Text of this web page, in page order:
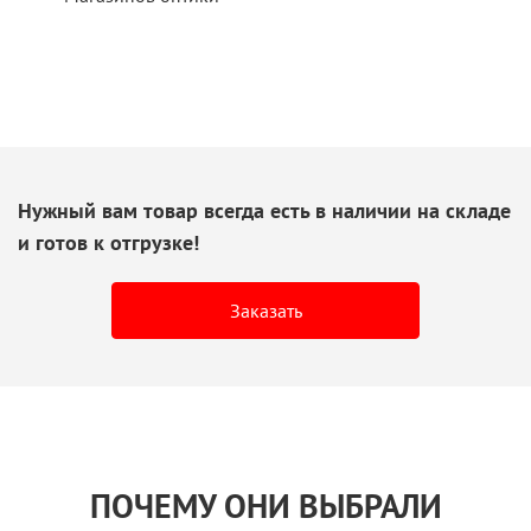
Нужный вам товар всегда есть в наличии на складе
и готов к отгрузке!
Заказать
ПОЧЕМУ ОНИ ВЫБРАЛИ